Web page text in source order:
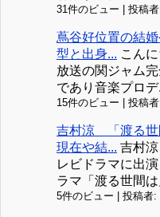
31件のビュー 投稿
蔦谷好位置の結
型と出身... こん
放送の関ジャム
であり音楽プロデ
15件のビュー 投稿
吉村涼 「渡る世
現在や結... 吉村
レビドラマに出
ラマ「渡る世間
5件のビュー 投稿者: